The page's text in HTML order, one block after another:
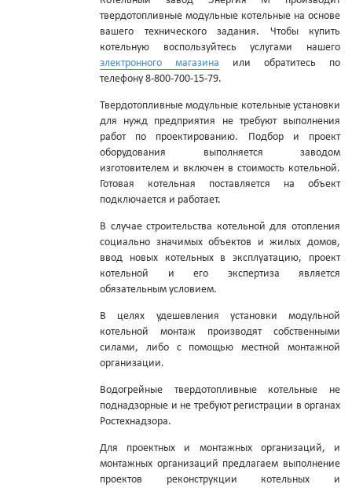
твердотопливные модульные котельные на основе
вашего технического задания. Чтобы купить
котельную воспользуйтесь услугами нашего
электронного магазина или обратитесь по
телефону 8-800-700-15-79.
Твердотопливные модульные котельные установки
для нужд предприятия не требуют выполнения
работ по проектированию. Подбор и проект
оборудования выполняется заводом
изготовителем и включен в стоимость котельной.
Готовая котельная поставляется на объект
подключается и работает.
В случае строительства котельной для отопления
социально значимых объектов и жилых домов,
ввод новых котельных в эксплуатацию, проект
котельной и его экспертиза является
обязательным условием.
В целях удешевления установки модульной
котельной монтаж производят собственными
силами, либо с помощью местной монтажной
организации.
Водогрейные твердотопливные котельные не
поднадзорные и не требуют регистрации в органах
Ростехнадзора.
Для проектных и монтажных организаций, и
монтажных организаций предлагаем выполнение
проектов реконструкции котельных и